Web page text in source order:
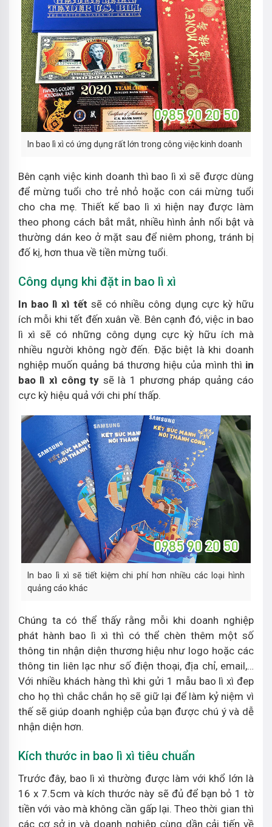
In bao lì xì có ứng dụng rất lớn trong công việc kinh doanh
Bên cạnh việc kinh doanh thì bao lì xì sẽ được dùng
để mừng tuổi cho trẻ nhỏ hoặc con cái mừng tuổi
cho cha mẹ. Thiết kế bao lì xì hiện nay được làm
theo phong cách bắt mắt, nhiều hình ảnh nổi bật và
thường dán keo ở mặt sau để niêm phong, tránh bị
đố kị, hơn thua về tiền mừng tuổi.
Công dụng khi đặt in bao lì xì
In bao lì xì tết sẽ có nhiều công dụng cực kỳ hữu
ích mỗi khi tết đến xuân về. Bên cạnh đó, việc in bao
lì xì sẽ có những công dụng cực kỳ hữu ích mà
nhiều người không ngờ đến. Đặc biệt là khi doanh
nghiệp muốn quảng bá thương hiệu của mình thì in
bao lì xì công ty sẽ là 1 phương pháp quảng cáo
cực kỳ hiệu quả với chi phí thấp.
In bao lì xì sẽ tiết kiệm chi phí hơn nhiều các loại hình
quảng cáo khác
Chúng ta có thể thấy rằng mỗi khi doanh nghiệp
phát hành bao lì xì thì có thể chèn thêm một số
thông tin nhận diện thương hiệu như logo hoặc các
thông tin liên lạc như số điện thoại, địa chỉ, email,…
Với nhiều khách hàng thì khi gửi 1 mẫu bao lì xì đep
cho họ thì chắc chắn họ sẽ giữ lại để làm kỷ niệm vì
thế sẽ giúp doanh nghiệp của bạn được chú ý và dễ
nhận diện hơn.
Kích thước in bao lì xì tiêu chuẩn
Trước đây, bao lì xì thường được làm với khổ lớn là
16 x 7.5cm và kích thước này sẽ đủ để bạn bỏ 1 tờ
tiền với vào mà không cần gấp lại. Theo thời gian thì
các cơ sở in và doanh nghiệp cùng dần cải tiến về